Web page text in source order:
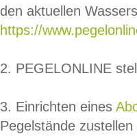
den aktuellen
https://
2. PEGELONLINE
3. Einrichten eines
Pegelstände